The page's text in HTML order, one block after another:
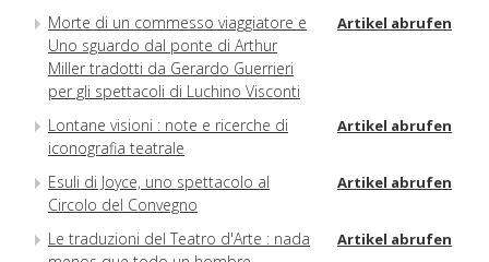
Morte di un commesso viaggiatore e
Uno sguardo dal ponte di Arthur
Miller tradotti da Gerardo Guerrieri
per gli spettacoli di Luchino Visconti
Artikel abrufen
Lontane visioni : note e ricerche di
iconografia teatrale
Artikel abrufen
Esuli di Joyce, uno spettacolo al
Circolo del Convegno
Artikel abrufen
Le traduzioni del Teatro d'Arte : nada
Artikel abrufen